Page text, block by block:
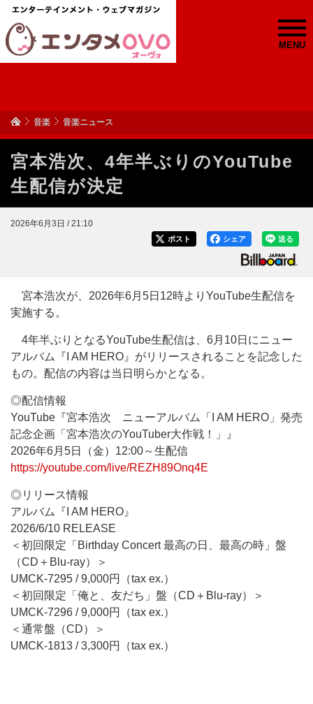
MENU
音楽 音楽ニュース
宮本浩次、4年半ぶりのYouTube
生配信が決定
2026年6月3日 / 21:10
送る
シェア
ポスト
宮本浩次が、2026年6月5日12時よりYouTube生配信を
実施する。
4年半ぶりとなるYouTube生配信は、6月10日にニュー
アルバム『I AM HERO』がリリースされることを記念した
もの。配信の内容は当日明らかとなる。
◎配信情報
YouTube『宮本浩次 ニューアルバム「I AM HERO」発売
記念企画「宮本浩次のYouTuber大作戦！」』
2026年6月5日（金）12:00～生配信
https://youtube.com/live/REZH89Onq4E
◎リリース情報
アルバム『I AM HERO』
2026/6/10 RELEASE
＜初回限定「Birthday Concert 最高の日、最高の時」盤
（CD＋Blu-ray）＞
UMCK-7295 / 9,000円（tax ex.）
＜初回限定「俺と、友だち」盤（CD＋Blu-ray）＞
UMCK-7296 / 9,000円（tax ex.）
＜通常盤（CD）＞
UMCK-1813 / 3,300円（tax ex.）